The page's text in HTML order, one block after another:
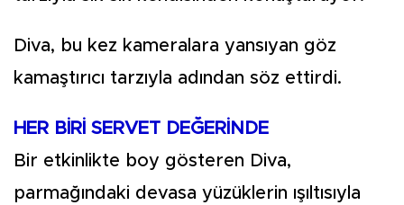
Diva, bu kez kameralara yansıyan göz
kamaştırıcı tarzıyla adından söz ettirdi.
HER BİRİ SERVET DEĞERİNDE
Bir etkinlikte boy gösteren Diva,
parmağındaki devasa yüzüklerin ışıltısıyla